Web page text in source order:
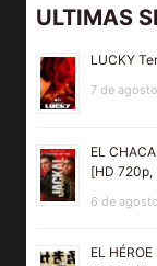
ULTIMAS
LUCKY
7 de
EL
[HD 720p,
6 de
EL